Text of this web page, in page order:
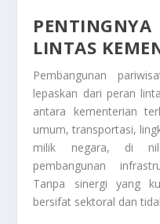
LINTAS
Pembangunan
lepaskan dari peran
antara kementerian
umum, transportasi,
milik negara, di
pembangunan
Tanpa sinergi yang
bersifat sektoral dan